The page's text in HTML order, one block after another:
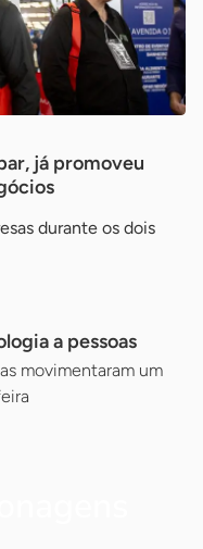
já promoveu
durante os dois
a pessoas
movimentaram um